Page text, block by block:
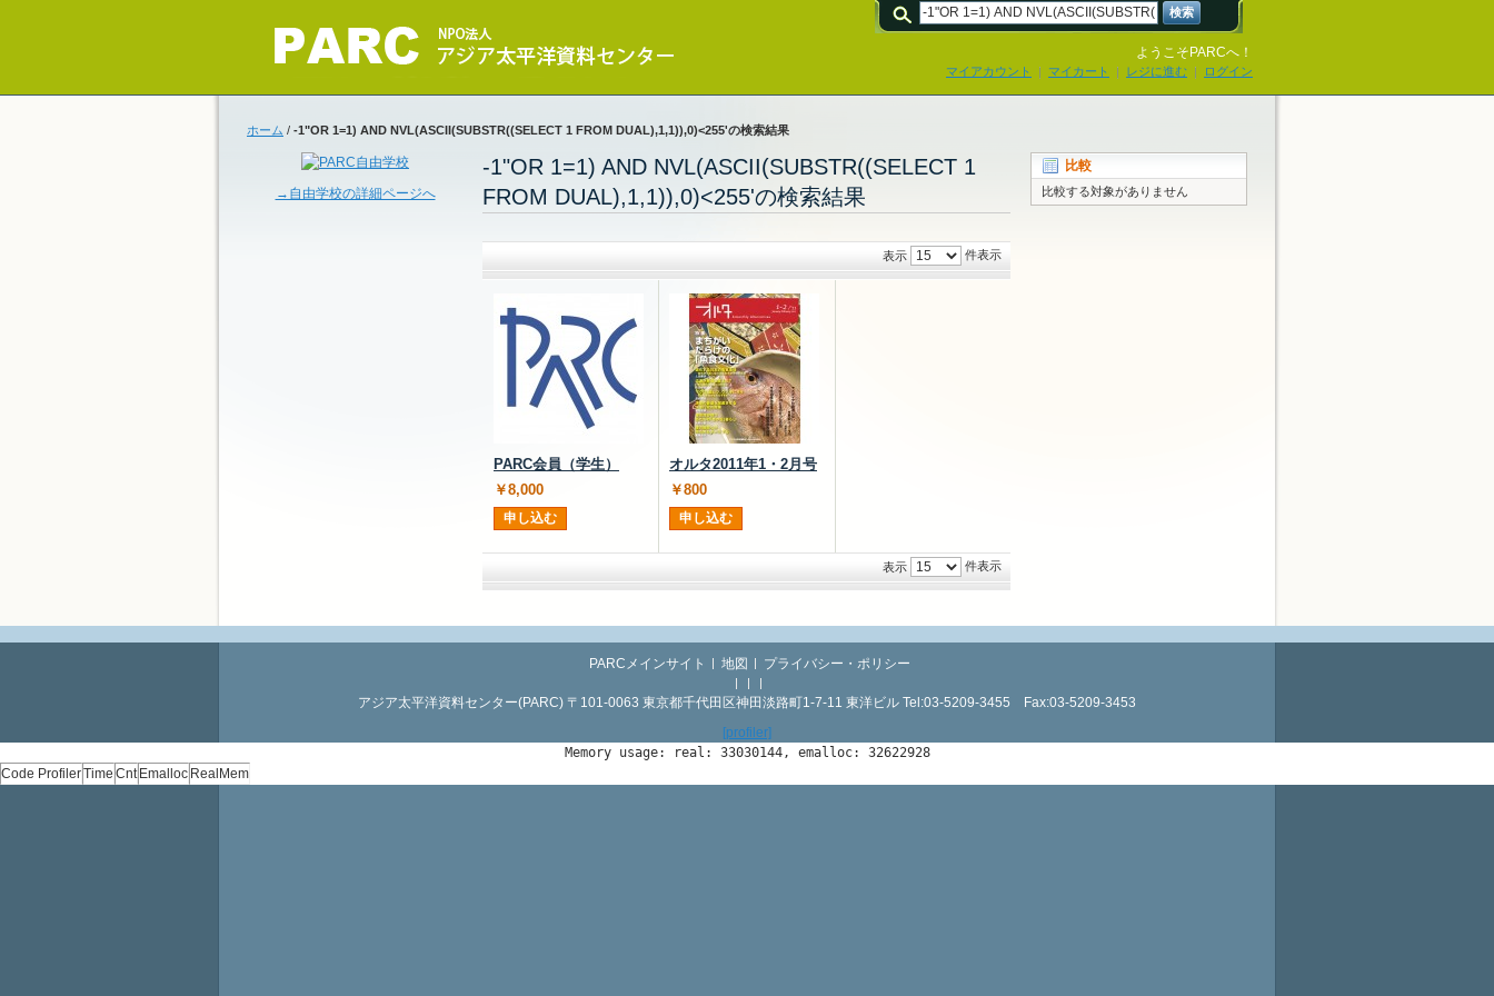
検索
ようこそPARCへ！
マイアカウント マイカート レジに進む ログイン
ホーム / -1"OR 1=1) AND NVL(ASCII(SUBSTR((SELECT 1 FROM DUAL),1,1)),0)<255'の検索結果
-1"OR 1=1) AND NVL(ASCII(SUBSTR((SELECT 1
FROM DUAL),1,1)),0)<255'の検索結果
表示 件表示
PARC会員（学生）
￥8,000
申し込む
オルタ2011年1・2月号
￥800
申し込む
表示 件表示
→自由学校の詳細ページへ
比較
比較する対象がありません
PARCメインサイト 地図 プライバシー・ポリシー
アジア太平洋資料センター(PARC) 〒101-0063 東京都千代田区神田淡路町1-7-11 東洋ビル Tel:03-5209-3455 Fax:03-5209-3453
[profiler]
Memory usage: real: 33030144, emalloc: 32622928
Code ProfilerTime Cnt Emalloc RealMem